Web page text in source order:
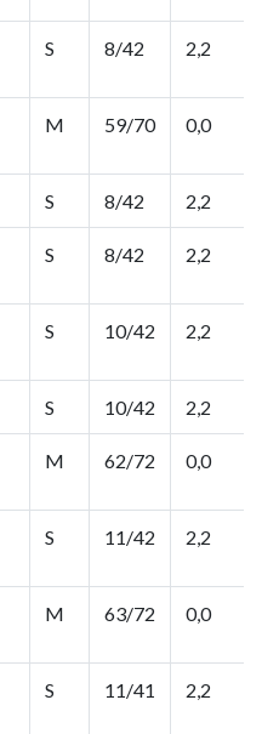
S 8/42 2,2
M 59/70 0,0
S 8/42 2,2
S 8/42 2,2
S 10/42 2,2
S 10/42 2,2
M 62/72 0,0
S 11/42 2,2
M 63/72 0,0
S 11/41 2,2